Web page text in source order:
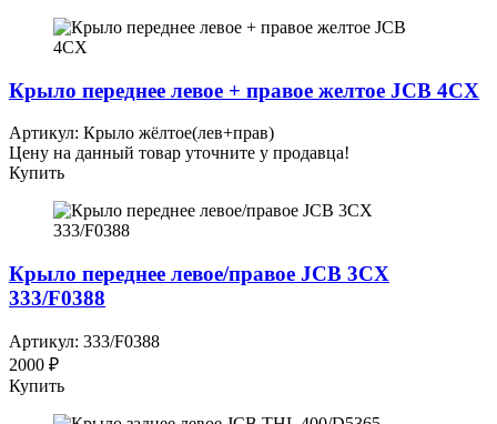
Крыло переднее левое + правое желтое JCB 4СХ
Артикул: Крыло жёлтое(лев+прав)
Цену на данный товар уточните у продавца!
Купить
Крыло переднее левое/правое JCB 3CX
333/F0388
Артикул: 333/F0388
2000 ₽
Купить